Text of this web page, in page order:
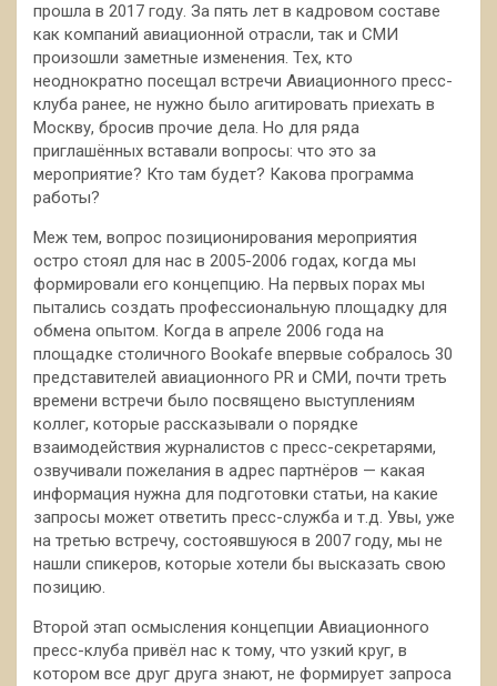
прошла в 2017 году. За пять лет в кадровом составе
как компаний авиационной отрасли, так и СМИ
произошли заметные изменения. Тех, кто
неоднократно посещал встречи Авиационного пресс-
клуба ранее, не нужно было агитировать приехать в
Москву, бросив прочие дела. Но для ряда
приглашённых вставали вопросы: что это за
мероприятие? Кто там будет? Какова программа
работы?
Меж тем, вопрос позиционирования мероприятия
остро стоял для нас в 2005-2006 годах, когда мы
формировали его концепцию. На первых порах мы
пытались создать профессиональную площадку для
обмена опытом. Когда в апреле 2006 года на
площадке столичного Bookafe впервые собралось 30
представителей авиационного PR и СМИ, почти треть
времени встречи было посвящено выступлениям
коллег, которые рассказывали о порядке
взаимодействия журналистов с пресс-секретарями,
озвучивали пожелания в адрес партнёров — какая
информация нужна для подготовки статьи, на какие
запросы может ответить пресс-служба и т.д. Увы, уже
на третью встречу, состоявшуюся в 2007 году, мы не
нашли спикеров, которые хотели бы высказать свою
позицию.
Второй этап осмысления концепции Авиационного
пресс-клуба привёл нас к тому, что узкий круг, в
котором все друг друга знают, не формирует запроса